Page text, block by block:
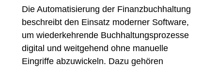
Die Automatisierung der Finanzbuchhaltung
beschreibt den Einsatz moderner Software,
um wiederkehrende Buchhaltungsprozesse
digital und weitgehend ohne manuelle
Eingriffe abzuwickeln. Dazu gehören